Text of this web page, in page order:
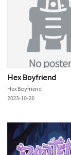
Hex Boyfriend
Hex Boyfriend
2023-10-20